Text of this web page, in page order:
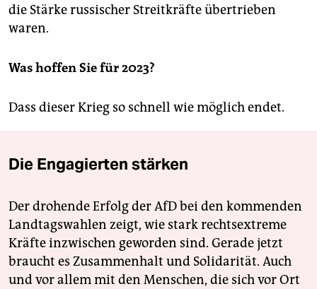
die Stärke russischer Streitkräfte übertrieben
waren.
Was hoffen Sie für 2023?
Dass dieser Krieg so schnell wie möglich endet.
Die Engagierten stärken
Der drohende Erfolg der AfD bei den kommenden
Landtagswahlen zeigt, wie stark rechtsextreme
Kräfte inzwischen geworden sind. Gerade jetzt
braucht es Zusammenhalt und Solidarität. Auch
und vor allem mit den Menschen, die sich vor Ort